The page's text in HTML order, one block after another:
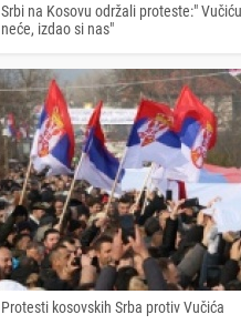
Srbi na Kosovu održali proteste:"
neće, izdao si nas"
Protesti kosovskih Srba protiv Vučića